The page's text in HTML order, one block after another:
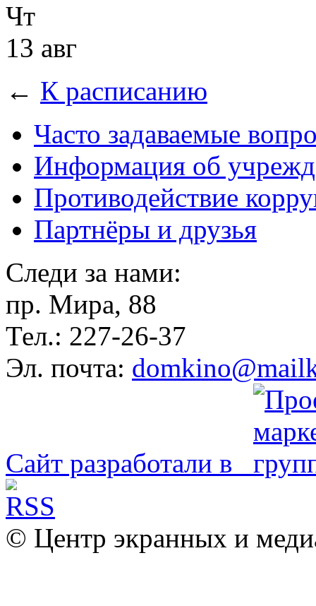
Чт
13 авг
← К расписанию
Часто задаваемые
Информация об
Противодействие
Партнёры и друзья
Следи за нами:
пр. Мира, 88
Тел.: 227-26-37
Эл. почта:
Сайт разработали в
© Центр экранных и